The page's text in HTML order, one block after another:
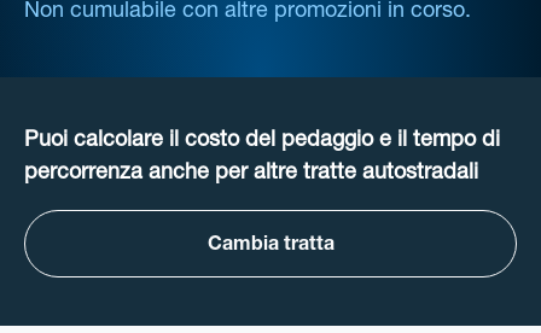
Non cumulabile con altre promozioni in corso.
Puoi calcolare il costo del pedaggio e il tempo di
percorrenza anche per altre tratte autostradali
Cambia tratta